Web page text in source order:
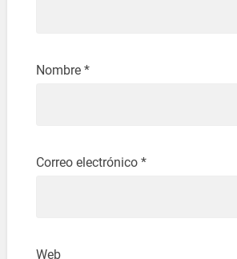
Nombre *
Correo electrónico *
Web